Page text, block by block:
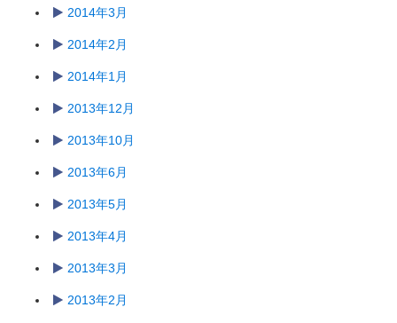
2014年3月
2014年2月
2014年1月
2013年12月
2013年10月
2013年6月
2013年5月
2013年4月
2013年3月
2013年2月